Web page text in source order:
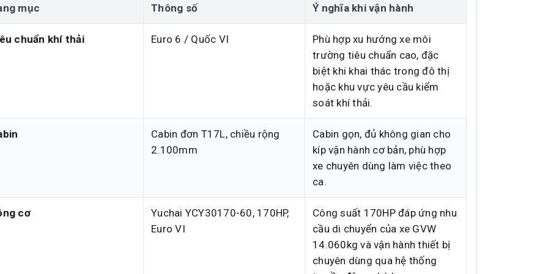
mục Thông số Ý nghĩa khi vận hành
chuẩn khí thải Euro 6 / Quốc VI
Phù hợp xu hướng xe môi
trường tiêu chuẩn cao, đặc
biệt khi khai thác trong đô thị
hoặc khu vực yêu cầu kiểm
soát khí thải.
Cabin đơn T17L, chiều rộng
2.100mm
Cabin gọn, đủ không gian cho
kíp vận hành cơ bản, phù hợp
xe chuyên dùng làm việc theo
ca.
cơ
Yuchai YCY30170-60, 170HP,
Euro VI
Công suất 170HP đáp ứng nhu
cầu di chuyển của xe GVW
14.060kg và vận hành thiết bị
chuyên dùng qua hệ thống